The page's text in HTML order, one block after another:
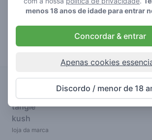
kosher
tangie
kush
loja da marca
3
Goeie coffeeshop. Goeie wiet.
personeel. Op de site van
word beweerd dat ze blockbuster
Heb 2 soorten gehaald. Deze
in de buurt van de kwaliteit en
van boerejongens. Voor de rest
report review
menos 18 anos de idade para entrar
Concordar & entrar
Apenas cookies
Discordo / menor de 18